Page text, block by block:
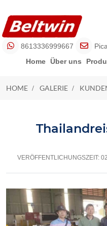
8613336999667
Home Über uns
HOME GALERIE
VERÖFFENTLICHUNGSZEIT: